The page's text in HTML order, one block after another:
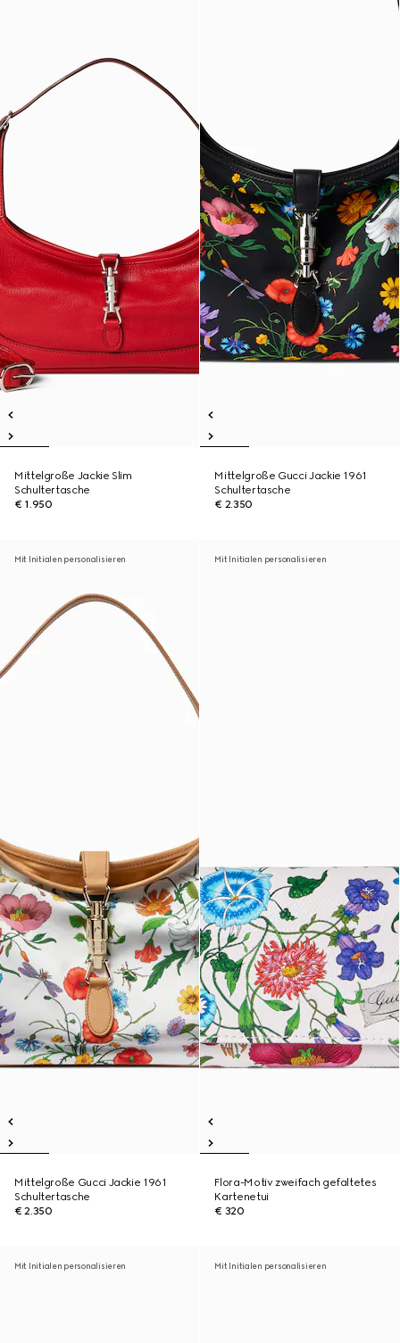
Mittelgroße Jackie Slim
Schultertasche
€ 1.950
Mittelgroße Gucci Jackie 1961
Schultertasche
€ 2.350
Mit Initialen personalisieren
Mittelgroße Gucci Jackie 1961
Schultertasche
€ 2.350
Mit Initialen personalisieren
Flora-Motiv zweifach gefaltetes
Kartenetui
€ 320
Mit Initialen personalisieren Mit Initialen personalisieren